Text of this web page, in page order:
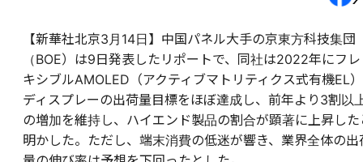
【新華社北京3月14日】中国パネル大手の京東方科技集団
（BOE）は9日発表したリポートで、同社は2022年にフレ
キシブルAMOLED（アクティブマトリティクス式有機EL）
ディスプレーの出荷量目標をほぼ達成し、前年より3割以
の増加を維持し、ハイエンド製品の割合が顕著に上昇した
明かした。ただし、端末消費の低迷が響き、業界全体の出